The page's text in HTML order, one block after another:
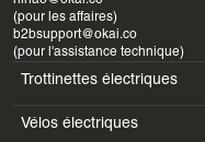
(pour les affaires)
b2bsupport@okai.co
(pour l'assistance technique)
Trottinettes électriques
ES400A
Vélos électriques